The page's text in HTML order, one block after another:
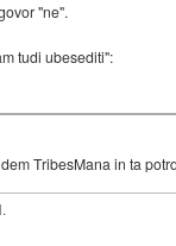
"ne".
tudi ubesediti":
TribesMana in ta